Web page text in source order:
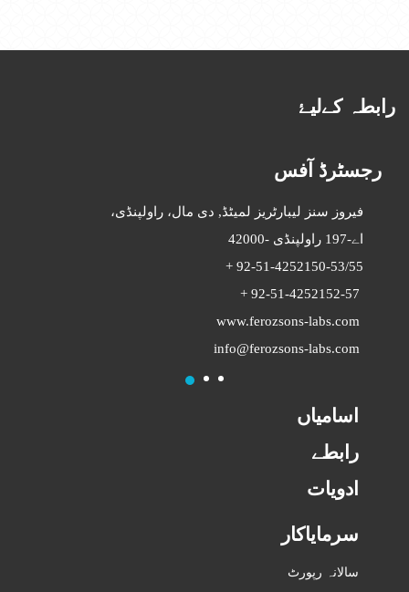
رابطہ کےلیۓ
رجسٹرڈ آفس
فیروز سنز لیبارٹریز لمیٹڈ, دی مال، راولپنڈی،
اے-197
راولپنڈی -42000
92-51-4252150-53/55
+
+
www.ferozsons-labs.com
info@ferozsons-labs.com
1 2
اسامیاں
رابطے
ادویات
سرمایاکار
سالانہ رپورٹ